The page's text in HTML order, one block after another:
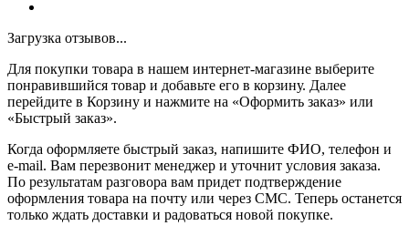
Загрузка отзывов...
Для покупки товара в нашем интернет-магазине выберите
понравившийся товар и добавьте его в корзину. Далее
перейдите в Корзину и нажмите на «Оформить заказ» или
«Быстрый заказ».
Когда оформляете быстрый заказ, напишите ФИО, телефон и
e-mail. Вам перезвонит менеджер и уточнит условия заказа.
По результатам разговора вам придет подтверждение
оформления товара на почту или через СМС. Теперь останется
только ждать доставки и радоваться новой покупке.